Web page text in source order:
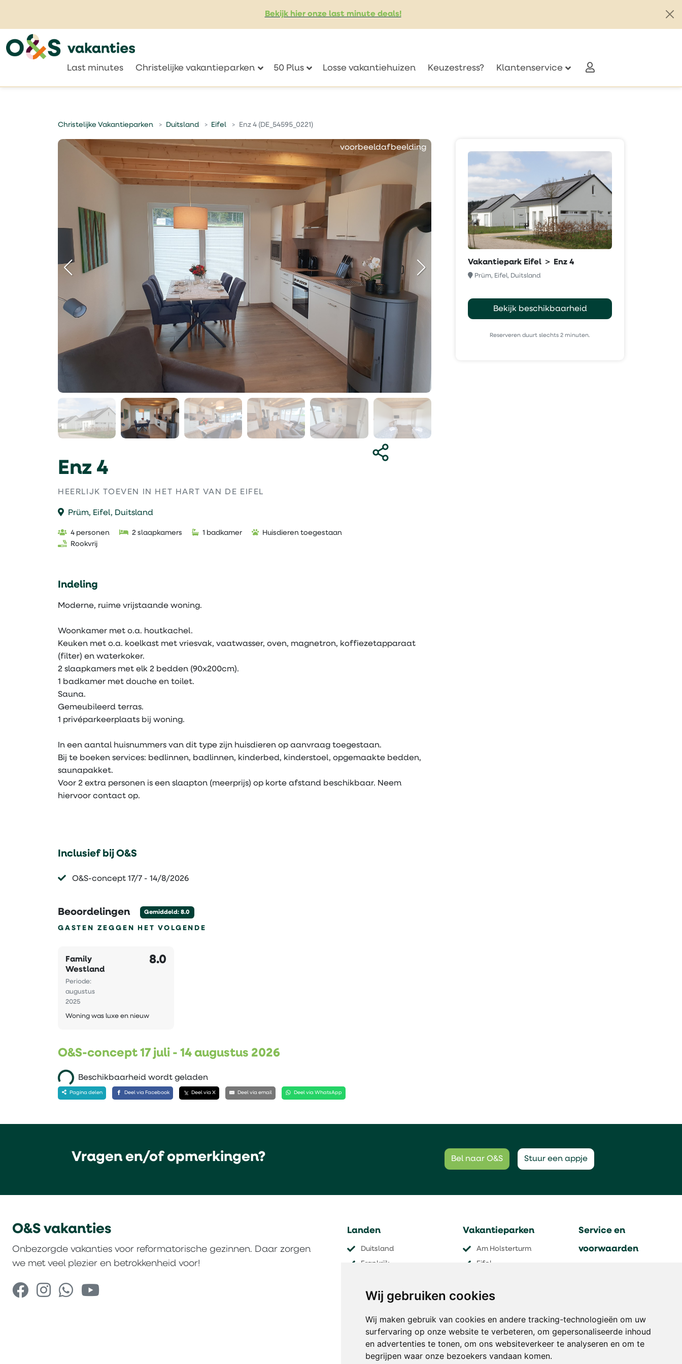
Wij gebruiken cookies
Wij maken gebruik van cookies en andere tracking-technologieën om uw
surfervaring op onze website te verbeteren, om gepersonaliseerde inhoud
en advertenties te tonen, om ons websiteverkeer te analyseren en om te
begrijpen waar onze bezoekers vandaan komen.
Bekijk hier onze last minute deals!
Last minutes Christelijke vakantieparken 50 Plus Losse vakantiehuizen Keuzestress? Klantenservice
Christelijke Vakantieparken Duitsland Eifel Enz 4 (DE_54595_0221)
voorbeeldafbeelding
Enz 4
HEERLIJK TOEVEN IN HET HART VAN DE EIFEL
Prüm, Eifel, Duitsland
4 personen 2 slaapkamers 1 badkamer
Huisdieren toegestaan
Rookvrij
Indeling
Moderne, ruime vrijstaande woning.
Woonkamer met o.a. houtkachel.
Keuken met o.a. koelkast met vriesvak, vaatwasser, oven, magnetron, koffiezetapparaat
(filter) en waterkoker.
2 slaapkamers met elk 2 bedden (90x200cm).
1 badkamer met douche en toilet.
Sauna.
Gemeubileerd terras.
1 privéparkeerplaats bij woning.
In een aantal huisnummers van dit type zijn huisdieren op aanvraag toegestaan.
Bij te boeken services: bedlinnen, badlinnen, kinderbed, kinderstoel, opgemaakte bedden,
saunapakket.
Voor 2 extra personen is een slaapton (meerprijs) op korte afstand beschikbaar. Neem
hiervoor contact op.
Inclusief bij O&S
O&S-concept 17/7 - 14/8/2026
Beoordelingen Gemiddeld: 8.0
GASTEN ZEGGEN HET VOLGENDE
Family
Westland
Periode:
augustus
2025
8.0
Woning was luxe en nieuw
O&S-concept 17 juli - 14 augustus 2026
Beschikbaarheid wordt geladen
Vakantiepark Eifel ＞ Enz 4
Prüm, Eifel, Duitsland
Bekijk beschikbaarheid
Reserveren duurt slechts 2 minuten.
Pagina delen Deel via Facebook Deel via X Deel via email Deel via WhatsApp
Vragen en/of opmerkingen? Bel naar O&S Stuur een appje
O&S vakanties
Onbezorgde vakanties voor reformatorische gezinnen. Daar zorgen
we met veel plezier en betrokkenheid voor!
Landen
Duitsland
Frankrijk
Oostenrijk
​​​​​​​Zwitserland
Vakantieparken
Am Holsterturm
Eifel
Les Menuires
Pinzgautal
Holiday Hill
Thyon 2000
Service en
voorwaarden
Algemene voorwaarden
Disclaimer